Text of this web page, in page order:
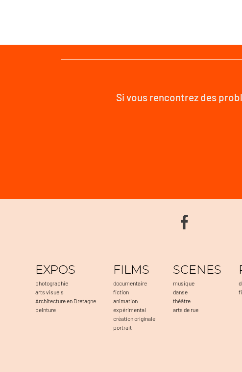
Si vous rencontrez des
EXPOS
photographie
arts visuels
Architecture en Bretagne
peinture
FILMS
documentaire
fiction
animation
expérimental
création originale
portrait
SCENES
musique
danse
théâtre
arts de rue